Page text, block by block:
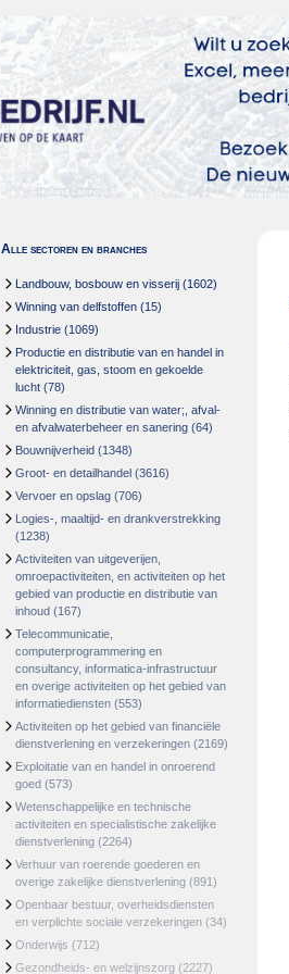
Alle sectoren en branches
Landbouw, bosbouw en visserij (1602)
Winning van delfstoffen (15)
Industrie (1069)
Productie en distributie van en handel in
elektriciteit, gas, stoom en gekoelde
lucht (78)
Winning en distributie van water;, afval-
en afvalwaterbeheer en sanering (64)
Bouwnijverheid (1348)
Groot- en detailhandel (3616)
Vervoer en opslag (706)
Logies-, maaltijd- en drankverstrekking
(1238)
Activiteiten van uitgeverijen,
omroepactiviteiten, en activiteiten op het
gebied van productie en distributie van
inhoud (167)
Telecommunicatie,
computerprogrammering en
consultancy, informatica-infrastructuur
en overige activiteiten op het gebied van
informatiediensten (553)
Activiteiten op het gebied van financiële
dienstverlening en verzekeringen (2169)
Exploitatie van en handel in onroerend
goed (573)
Wetenschappelijke en technische
activiteiten en specialistische zakelijke
dienstverlening (2264)
Verhuur van roerende goederen en
overige zakelijke dienstverlening (891)
Openbaar bestuur, overheidsdiensten
en verplichte sociale verzekeringen (34)
Onderwijs (712)
Gezondheids- en welzijnszorg (2227)